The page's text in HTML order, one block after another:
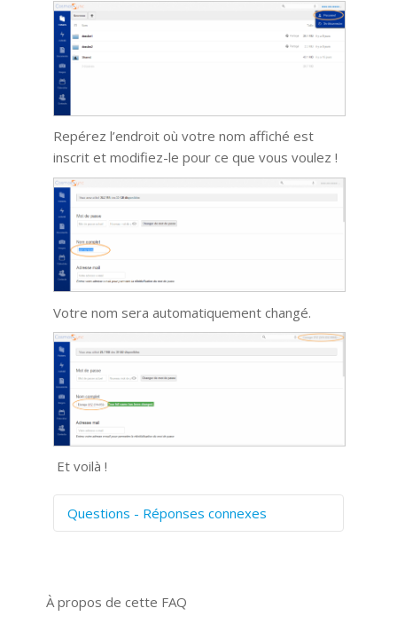
Repérez l’endroit où votre nom affiché est
inscrit et modifiez-le pour ce que vous voulez !
Votre nom sera automatiquement changé.
Et voilà !
Questions - Réponses connexes
Prise de vue 360°
À propos de cette FAQ